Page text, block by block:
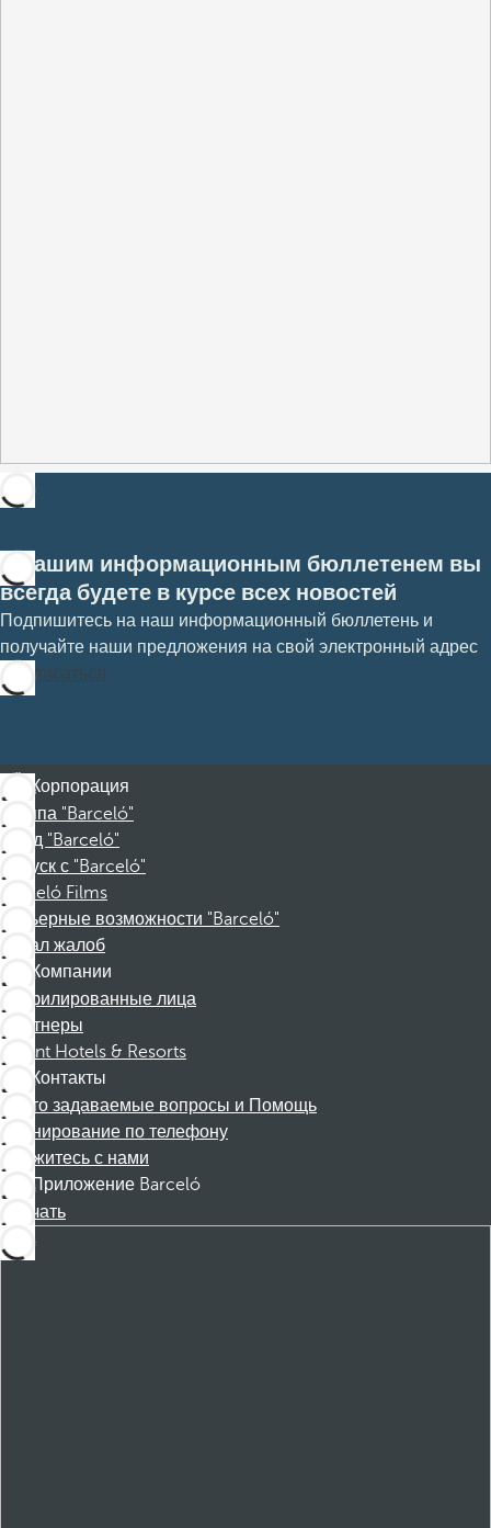
С нашим информационным бюллетенем вы
всегда будете в курсе всех новостей
Подпишитесь на наш информационный бюллетень и
получайте наши предложения на свой электронный адрес
Подписаться
Корпорация
Группа "Barceló"
Фонд "Barceló"
Отпуск с "Barceló"
Barceló Films
Карьерные возможности "Barceló"
Канал жалоб
Компании
Аффилированные лица
Партнеры
Dorint Hotels & Resorts
Контакты
Часто задаваемые вопросы и Помощь
Бронирование по телефону
Свяжитесь с нами
Приложение Barceló
Скачать